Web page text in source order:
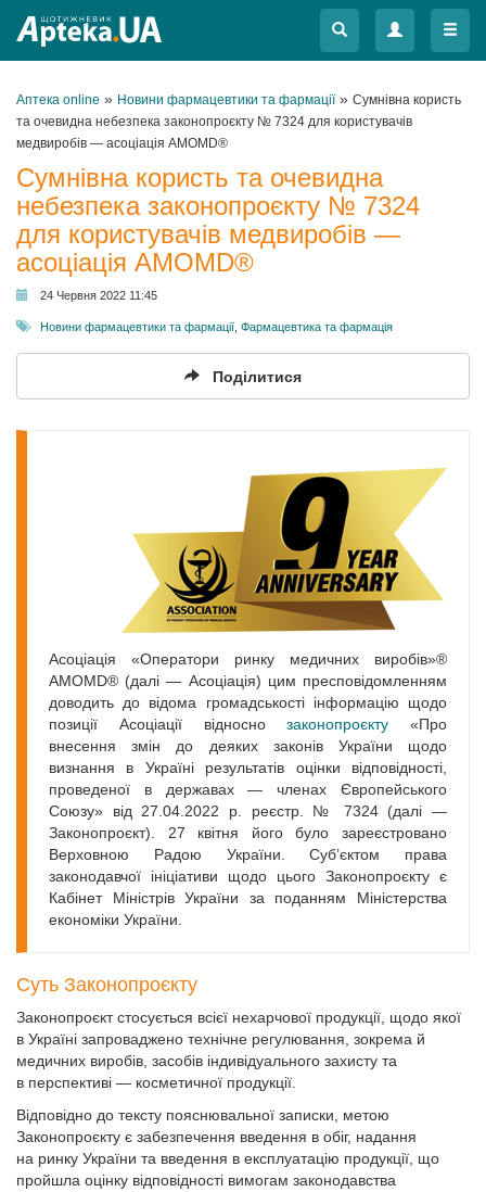
Меню
Меню
Аптека online » Новини фармацевтики та фармації» Сумнівна користь
та очевидна небезпека законопроєкту № 7324 для користувачів
медвиробів — асоціація AMOMD®
Сумнівна користь та очевидна
небезпека законопроєкту № 7324
для користувачів медвиробів —
асоціація AMOMD®
24 Червня 2022 11:45
Новини фармацевтики та фармації Фармацевтика та фармація
Поділитися
Асоціація «Оператори ринку медичних виробів»®
AMOMD® (далі — Асоціація) цим пресповідомленням
доводить до відома громадськості інформацію щодо
позиції Асоціації відноснозаконопроєкту «Про
внесення змін до деяких законів України щодо
визнання в Україні результатів оцінки відповідності,
проведеної в державах — членах Європейського
Союзу» від 27.04.2022 р. реєстр. № 7324 (далі —
Законопроєкт). 27 квітня його було зареєстровано
Верховною Радою України. Суб’єктом права
законодавчої ініціативи щодо цього Законопроєкту є
Кабінет Міністрів України за поданням Міністерства
економіки України.
Суть Законопроєкту
Законопроєкт стосується всієї нехарчової продукції, щодо якої
в Україні запроваджено технічне регулювання, зокрема й
медичних виробів, засобів індивідуального захисту та
в перспективі — косметичної продукції.
Відповідно до тексту пояснювальної записки, метою
Законопроєкту є забезпечення введення в обіг, надання
на ринку України та введення в експлуатацію продукції, що
пройшла оцінку відповідності вимогам законодавства